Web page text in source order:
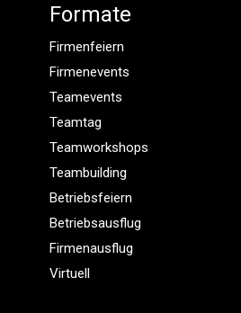
Formate
Firmenfeiern
Firmenevents
Teamevents
Teamtag
Teamworkshops
Teambuilding
Betriebsfeiern
Betriebsausflug
Firmenausflug
Virtuell